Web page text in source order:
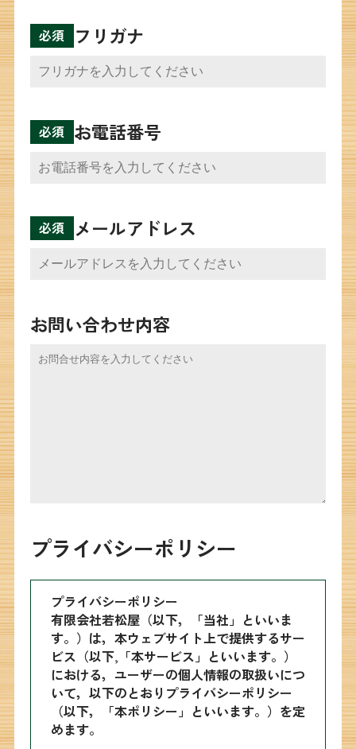
フリガナ
お電話番号
メールアドレス
お問い合わせ内容
プライバシーポリシー
プライバシーポリシー
有限会社若松屋（以下，「当社」といいま
す。）は，本ウェブサイト上で提供するサー
ビス（以下,「本サービス」といいます。）
における，ユーザーの個人情報の取扱いにつ
いて，以下のとおりプライバシーポリシー
（以下，「本ポリシー」といいます。）を定
めます。